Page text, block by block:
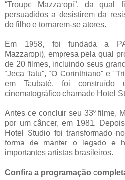
“Troupe Mazzaropi”, da qual
persuadidos a desistirem da
do filho e tornarem-se atores.
Em 1958, foi fundada a
Mazzaropi), empresa pela qual
de 20 filmes, incluindo seus
“Jeca Tatu”, “O Corinthiano” e
em Taubaté, foi construído
cinematográfico chamado Hotel
Antes de concluir seu 33º filme,
por um câncer, em 1981.
Hotel Studio foi transformado
forma de manter o legado e
importantes artistas brasileiros.
Confira a programação